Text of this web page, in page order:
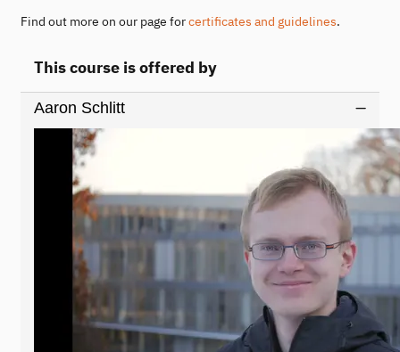
Find out more on our page forcertificates and guidelines.
This course is offered by
Aaron Schlitt